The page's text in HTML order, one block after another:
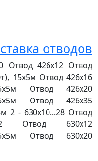
отводов
Отвод 426х12 Отвод
15х5м Отвод 426х16
15х5м Отвод 426х20
15х5м Отвод 426х35
2 - 630х10...28 Отвод
Отвод 630х12
15х5м Отвод 630х20